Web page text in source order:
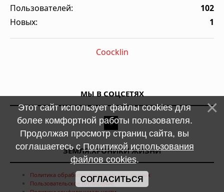
Пользователей:
102
Новых:
1
Coocklin
МЫ В СОЦСЕТЯХ
ЗЕМЛЯ.ХРОНИКИ ЖИЗНИ
Политика обработки персональных данных
Пользовательское соглашение
Этот сайт использует файлы cookies для
более комфортной работы пользователя.
Продолжая просмотр страниц сайта, вы
соглашаетесь сПолитикой использования
файлов cookies.
СОГЛАСИТЬСЯ